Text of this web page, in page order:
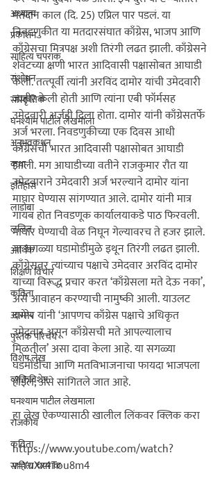
अध्यात्म
प्रकाशन
साहित्य चपराक
संशोधन
सांस्कृतिक
घनश्याम पाटील लेखमाला
अनुभवकथन
कथा
इतिहास
लाडोबा
ललित
आर्थिक
शिक्षण विचार
कविता
आरोग्य
पुस्तक परिचय
विशेष लेख
व्यक्तिविशेष
घनश्याम पाटील लेखमाला
राजकीय
कविता
साहित्य चपराक
मतदान काल (दि. 25) एप्रिल पार पडलं. या
निवडणुकीत या मतदारसंघात काँग्रेस, भाजप आणि
काँग्रेसचा मित्रपक्ष अशी तिरंगी लढत झाली. काँग्रेसने
शेवटच्या क्षणी भारत आदिवासी पक्षासोबत आघाडी
केली. तत्त्पूर्वी त्यांनी अरविंद दामोर यांची उमेदवारी
जाहीर केली होती आणि त्यांना एबी फॉर्मसह
उमेदवारी अर्जही दिला होता. दामोर यांनी काँग्रेसतर्फे
अर्ज भरला. निवडणुकीच्या एक दिवस आधी
काँग्रेसची भारत आदिवासी पक्षासोबत आघाडी
झाली. मग आघाडीच्या वतीने राजकुमार रौत या
उमेदवाराने उमेदवारी अर्ज भरल्याने दामोर यांना
माघार घेण्यास सांगण्यात आले. दामोर यांनी मात्र
गायब होत निवडणूक कार्यालयाकडे पाठ फिरवली.
या सगळ्या घडामोडींमुळे इथून तिरंगी लढत झाली.
काँग्रेसवर त्यांच्याच पक्षाचे उमेदवार अरविंद दामोर
यांच्या विरूद्ध प्रचार करत ‘काँग्रेसला मते देऊ नका’,
असे आवाहन करण्याची नामुष्की आली. याउलट
दामोर यांनी ‘आपणच काँग्रेस पक्षाचे अधिकृत
उमेदवार असून काँग्रेसची मते आपल्यालाच
मिळतील’ असा दावा केला आहे. या सगळ्या
घडमोडीचा आणि मतविभाजनाचा फायदा भाजपला
होईल, असे सांगितले जात आहे.
हा लेख ऐकण्यासाठी खालील लिंकवर क्लिक करा
https://www.youtube.com/watch?
v=YuXx4Tou8m4